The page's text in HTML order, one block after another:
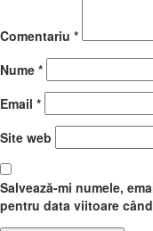
Comentariu *
Nume *
Email *
Site web
Salvează-mi numele,
pentru data viitoare